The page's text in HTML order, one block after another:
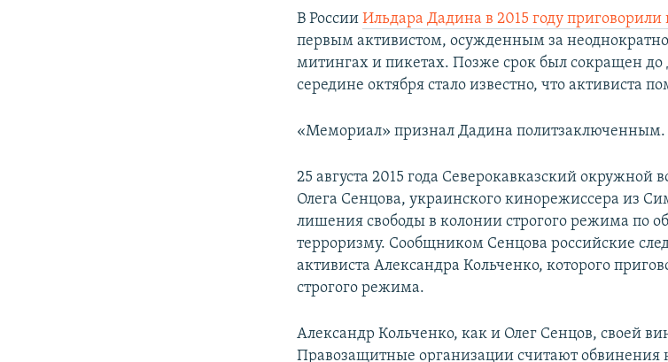
В РоссииИльдара Дадина в 2015 году
первым активистом, осужденным за
митингах и пикетах. Позже срок был сокращен до
середине октября стало известно, что активиста
«Мемориал» признал Дадина политзаключенным.
25 августа 2015 года Северокавказский окружной
Олега Сенцова, украинского кинорежиссера из
лишения свободы в колонии строгого режима по
терроризму. Сообщником Сенцова российские
активиста Александра Кольченко, которого
строгого режима.
Александр Кольченко, как и Олег Сенцов, своей
Правозащитные организации считают